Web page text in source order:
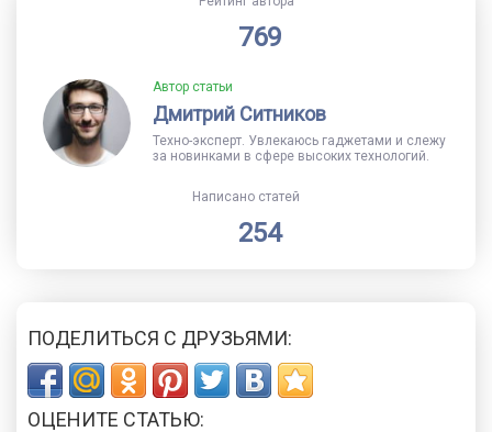
769
Автор статьи
Дмитрий Ситников
Техно-эксперт. Увлекаюсь гаджетами и слежу
за новинками в сфере высоких технологий.
Написано статей
254
ПОДЕЛИТЬСЯ С ДРУЗЬЯМИ:
ОЦЕНИТЕ СТАТЬЮ: